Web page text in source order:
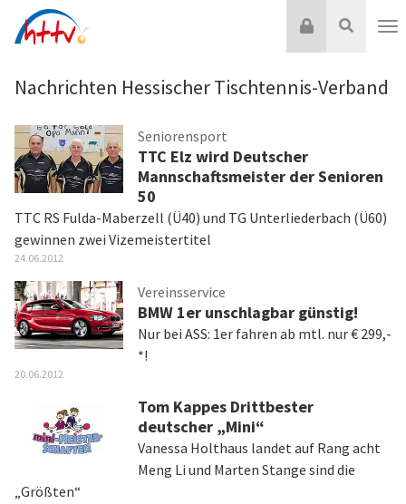
Inhalt
Suche
Login
Nachrichten Hessischer Tischtennis-Verband
Seniorensport
TTC Elz wird Deutscher
Mannschaftsmeister der Senioren
50
TTC RS Fulda-Maberzell (Ü40) und TG Unterliederbach (Ü60)
gewinnen zwei Vizemeistertitel
24.06.2012
Vereinsservice
BMW 1er unschlagbar günstig!
Nur bei ASS: 1er fahren ab mtl. nur € 299,-
*!
20.06.2012
Tom Kappes Drittbester
deutscher „Mini“
Vanessa Holthaus landet auf Rang acht
Meng Li und Marten Stange sind die
„Größten“